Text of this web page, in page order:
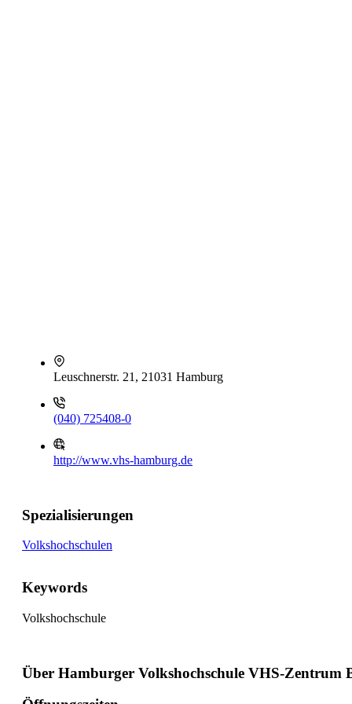
Leuschnerstr. 21, 21031 Hamburg
(040) 725408-0
http://www.vhs-hamburg.de
Spezialisierungen
Volkshochschulen
Keywords
Volkshochschule
Über Hamburger Volkshochschule VHS-Zentrum